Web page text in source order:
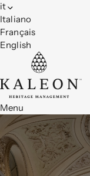
it
Italiano
Français
English
Menu